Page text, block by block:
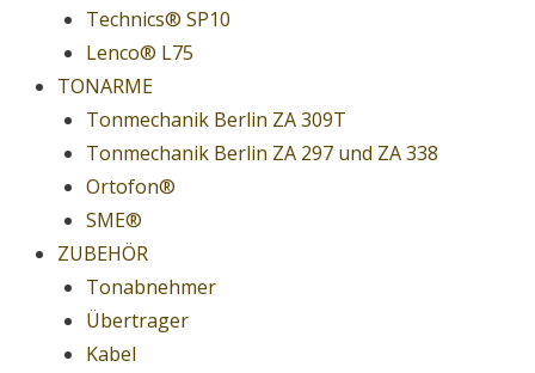
Technics® SP10
Lenco® L75
TONARME
Tonmechanik Berlin ZA 309T
Tonmechanik Berlin ZA 297 und ZA 338
Ortofon®
SME®
ZUBEHÖR
Tonabnehmer
Übertrager
Kabel